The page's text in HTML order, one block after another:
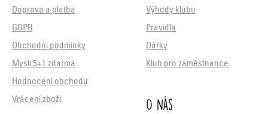
Doprava a platba
GDPR
Obchodní podmínky
Mysli 5+1 zdarma
Hodnocení obchodu
Vrácení zboží
Výhody klubu
Pravidla
Dárky
Klub pro zaměstnance
O nás